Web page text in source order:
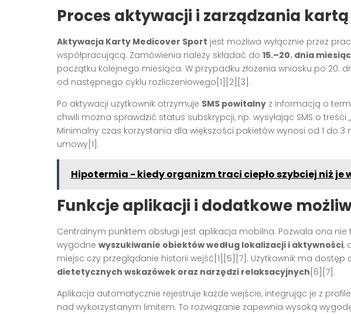
Proces aktywacji i zarządzania kartą
Aktywacja Karty Medicover Sport jest możliwa wyłącznie przez
współpracującą. Zamówienia należy składać do 15.–20. dnia
początku kolejnego miesiąca. W przypadku złożenia wniosku po 20.
od następnego cyklu rozliczeniowego [1][2][3] .
Po aktywacji użytkownik otrzymuje SMS powitalny z informacją o
chwili można sprawdzić status subskrypcji, np. wysyłając SMS o treści
Minimalny czas korzystania dla większości pakietów wynosi od 1 do 3
umowy [1] .
Hipotermia - kiedy organizm traci ciepło szybciej niż je
Funkcje aplikacji i dodatkowe
Centralnym punktem obsługi jest aplikacja mobilna. Pozwala ona nie
wygodne wyszukiwanie obiektów według lokalizacji i aktywności,
miejsc czy przeglądanie historii wejść [1][5][7] . Użytkownik ma dostęp
dietetycznych wskazówek oraz narzędzi relaksacyjnych [6][7] .
Aplikacja automatycznie rejestruje każde wejście, integrując je z
nad wykorzystanym limitem. To rozwiązanie zapewnia wysoką